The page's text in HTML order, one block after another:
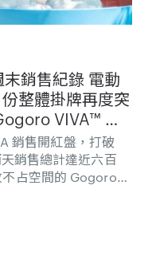
銷售紀錄 電動
整體掛牌再度突
VIVA™ 羽
週 前衛之姿成打
銷售開紅盤，打破
銷售總計達近六百
占空間的 Gogoro